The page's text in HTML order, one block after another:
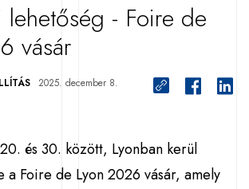
lehetőség - Foire de
vásár
2025. december 8.
és 30. között, Lyonban kerül
a Foire de Lyon 2026 vásár, amely